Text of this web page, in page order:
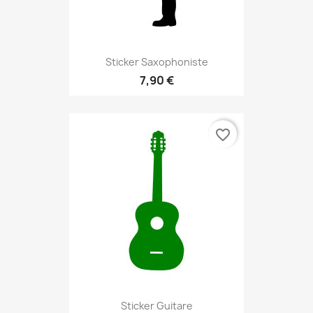
Sticker Saxophoniste
7,90 €
Sticker Guitare
favorite_border